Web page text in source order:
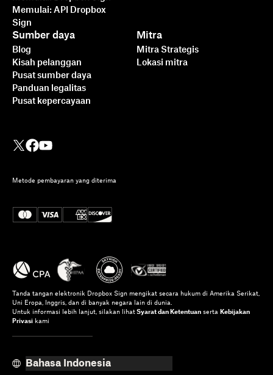
Memulai: API Dropbox
Sign
Sumber daya
Blog
Kisah pelanggan
Pusat sumber daya
Panduan legalitas
Pusat kepercayaan
Mitra
Mitra Strategis
Lokasi mitra
Metode pembayaran yang diterima
Tanda tangan elektronik Dropbox Sign mengikat secara hukum di Amerika Serikat,
Uni Eropa, Inggris, dan di banyak negara lain di dunia.
Untuk informasi lebih lanjut, silakan lihat Syarat dan Ketentuan serta Kebijakan
Privasi kami